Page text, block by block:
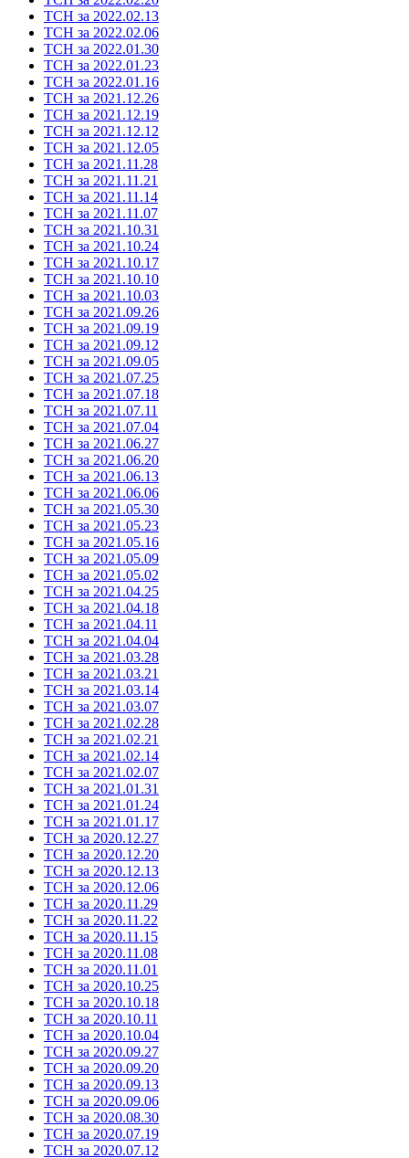
ТСН за 2022.02.13
ТСН за 2022.02.06
ТСН за 2022.01.30
ТСН за 2022.01.23
ТСН за 2022.01.16
ТСН за 2021.12.26
ТСН за 2021.12.19
ТСН за 2021.12.12
ТСН за 2021.12.05
ТСН за 2021.11.28
ТСН за 2021.11.21
ТСН за 2021.11.14
ТСН за 2021.11.07
ТСН за 2021.10.31
ТСН за 2021.10.24
ТСН за 2021.10.17
ТСН за 2021.10.10
ТСН за 2021.10.03
ТСН за 2021.09.26
ТСН за 2021.09.19
ТСН за 2021.09.12
ТСН за 2021.09.05
ТСН за 2021.07.25
ТСН за 2021.07.18
ТСН за 2021.07.11
ТСН за 2021.07.04
ТСН за 2021.06.27
ТСН за 2021.06.20
ТСН за 2021.06.13
ТСН за 2021.06.06
ТСН за 2021.05.30
ТСН за 2021.05.23
ТСН за 2021.05.16
ТСН за 2021.05.09
ТСН за 2021.05.02
ТСН за 2021.04.25
ТСН за 2021.04.18
ТСН за 2021.04.11
ТСН за 2021.04.04
ТСН за 2021.03.28
ТСН за 2021.03.21
ТСН за 2021.03.14
ТСН за 2021.03.07
ТСН за 2021.02.28
ТСН за 2021.02.21
ТСН за 2021.02.14
ТСН за 2021.02.07
ТСН за 2021.01.31
ТСН за 2021.01.24
ТСН за 2021.01.17
ТСН за 2020.12.27
ТСН за 2020.12.20
ТСН за 2020.12.13
ТСН за 2020.12.06
ТСН за 2020.11.29
ТСН за 2020.11.22
ТСН за 2020.11.15
ТСН за 2020.11.08
ТСН за 2020.11.01
ТСН за 2020.10.25
ТСН за 2020.10.18
ТСН за 2020.10.11
ТСН за 2020.10.04
ТСН за 2020.09.27
ТСН за 2020.09.20
ТСН за 2020.09.13
ТСН за 2020.09.06
ТСН за 2020.08.30
ТСН за 2020.07.19
ТСН за 2020.07.12